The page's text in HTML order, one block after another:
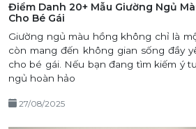
Điểm Danh 20+ Mẫu Giường Ngủ
Cho Bé Gái
Giường ngủ màu hồng không chỉ là
còn mang đến không gian sống đầy
cho bé gái. Nếu bạn đang tìm kiếm ý
ngủ hoàn hảo
27/08/2025